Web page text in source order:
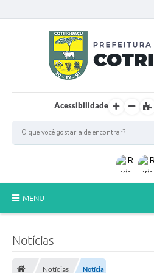
Acessibilidade
MENU
Notícias
Notícias Notícia